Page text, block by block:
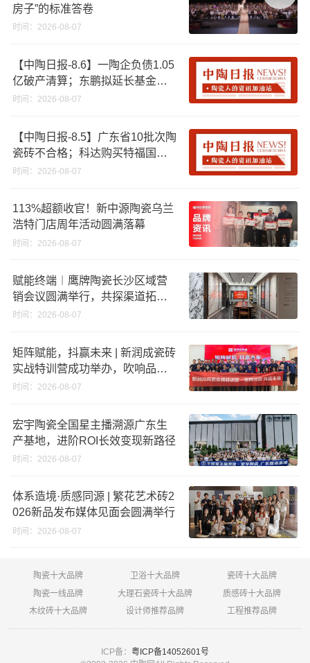
房子”的标准答卷
时间：2026-08-07
【中陶日报-8.6】一陶企负债1.05
亿破产清算；东鹏拟延长基金投
资期限；工信部开展建陶行业能
时间：2026-08-07
【中陶日报-8.5】广东省10批次陶
瓷砖不合格；科达购买特福国际
股份申请未通过；蒙娜丽莎5千万
破18亿元
时间：2026-08-07
113%超额收官！新中源陶瓷乌兰
浩特门店周年活动圆满落幕
时间：2026-08-07
赋能终端︱鹰牌陶瓷长沙区域营
销会议圆满举行，共探渠道拓展
与门店升级新路径
时间：2026-08-07
矩阵赋能，抖赢未来 | 新润成瓷砖
实战特训营成功举办，吹响品牌
秋季营销冲锋号！
时间：2026-08-07
宏宇陶瓷全国星主播溯源广东生
产基地，进阶ROI长效变现新路径
时间：2026-08-07
体系造境·质感同源 | 繁花艺术砖2
026新品发布媒体见面会圆满举行
时间：2026-08-07
陶瓷十大品牌 卫浴十大品牌
瓷砖十大品牌
陶瓷一线品牌
大理石瓷砖十大品牌
质感砖十大品牌
木纹砖十大品牌
设计师推荐品牌 工程推荐品牌
ICP备： 粤ICP备14052601号